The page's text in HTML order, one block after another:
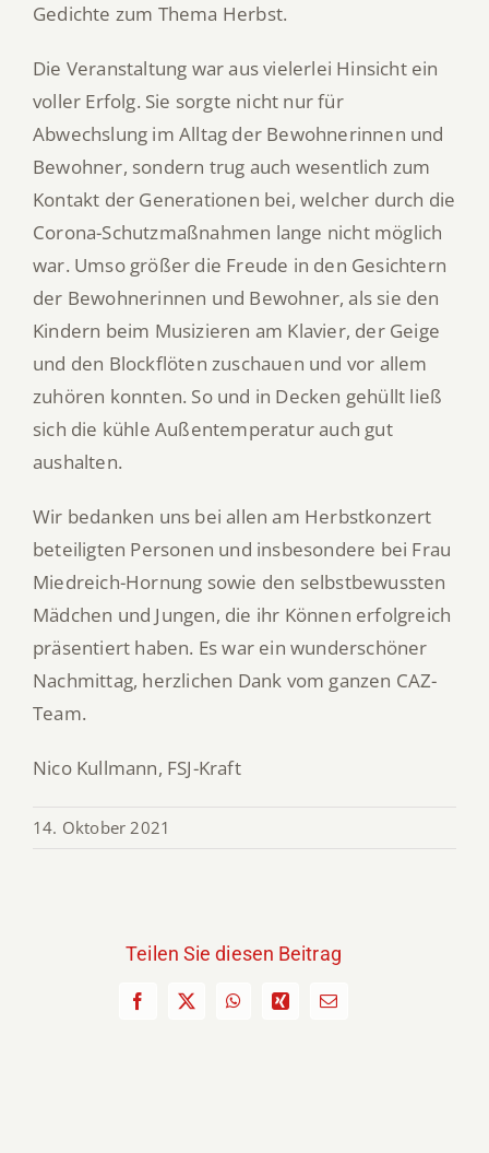
Gedichte zum Thema Herbst.
Die Veranstaltung war aus vielerlei Hinsicht ein
voller Erfolg. Sie sorgte nicht nur für
Abwechslung im Alltag der Bewohnerinnen und
Bewohner, sondern trug auch wesentlich zum
Kontakt der Generationen bei, welcher durch die
Corona-Schutzmaßnahmen lange nicht möglich
war. Umso größer die Freude in den Gesichtern
der Bewohnerinnen und Bewohner, als sie den
Kindern beim Musizieren am Klavier, der Geige
und den Blockflöten zuschauen und vor allem
zuhören konnten. So und in Decken gehüllt ließ
sich die kühle Außentemperatur auch gut
aushalten.
Wir bedanken uns bei allen am Herbstkonzert
beteiligten Personen und insbesondere bei Frau
Miedreich-Hornung sowie den selbstbewussten
Mädchen und Jungen, die ihr Können erfolgreich
präsentiert haben. Es war ein wunderschöner
Nachmittag, herzlichen Dank vom ganzen CAZ-
Team.
Nico Kullmann, FSJ-Kraft
14. Oktober 2021
Teilen Sie diesen Beitrag
Facebook
X WhatsApp
Xing
E-